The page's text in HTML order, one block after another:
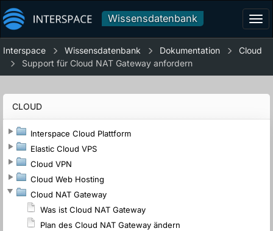
Wissensdatenbank
Interspace Wissensdatenbank Dokumentation
Cloud
Support für Cloud NAT Gateway anfordern
CLOUD
Interspace Cloud Plattform
Elastic Cloud VPS
Cloud VPN
Cloud Web Hosting
Cloud NAT Gateway
Was ist Cloud NAT Gateway
Plan des Cloud NAT Gateway ändern